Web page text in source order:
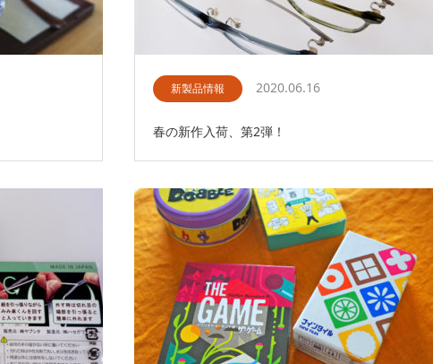
新製品情報 2020.06.16
春の新作入荷、第2弾！